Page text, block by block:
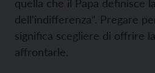
quella che il Papa definisce
dell'indifferenza”. Pregare
significa scegliere di offrire
affrontarle.